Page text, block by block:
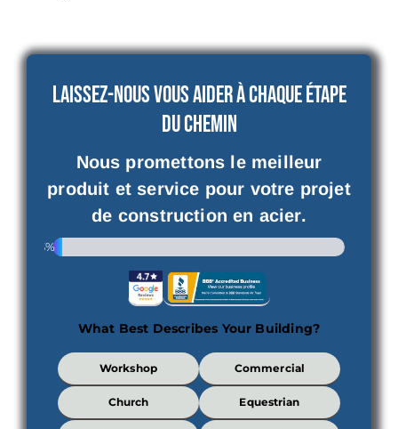
Laissez-nous vous aider à chaque étape
du chemin
Nous promettons le meilleur
produit et service pour votre projet
de construction en acier.
3%
What Best Describes Your Building?
What
Best
Describes
Your
Workshop Commercial
Church Equestrian